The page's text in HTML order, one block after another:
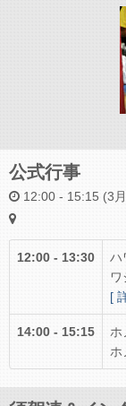
公式行事
12:00 - 15:15 (3
12:00 - 13:30
ハ
ワ
[
14:00 - 15:15
ホ
ホ